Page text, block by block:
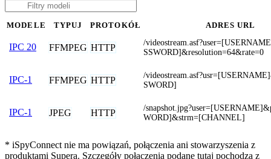
MODELE TYPUJ PROTOKÓŁ ADRES URL
IPC 20 FFMPEG HTTP
/
SSWORD]&resolution=64&rate=0
IPC-1 FFMPEG HTTP
/
SWORD]
IPC-1 JPEG HTTP
/
WORD]&strm=[CHANNEL]
* iSpyConnect nie ma powiązań, połączenia ani stowarzyszenia z
produktami Supera. Szczegóły połączenia podane tutaj pochodzą z